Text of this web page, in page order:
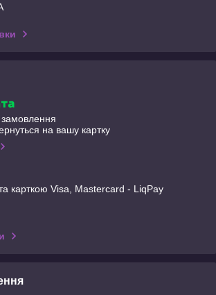
на вашу картку
карткою Visa, Mastercard - LiqPay